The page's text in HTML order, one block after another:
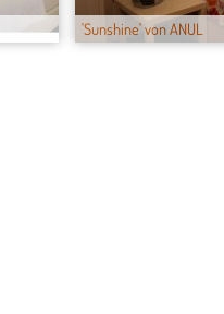
'Sunshine' von ANUL